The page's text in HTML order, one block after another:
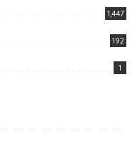
1,447
192
1